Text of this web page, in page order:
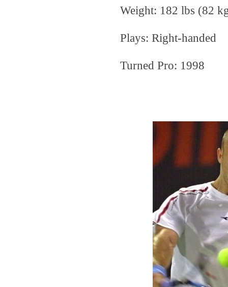
Weight: 182 lbs (82
Plays: Right-handed
Turned Pro: 1998